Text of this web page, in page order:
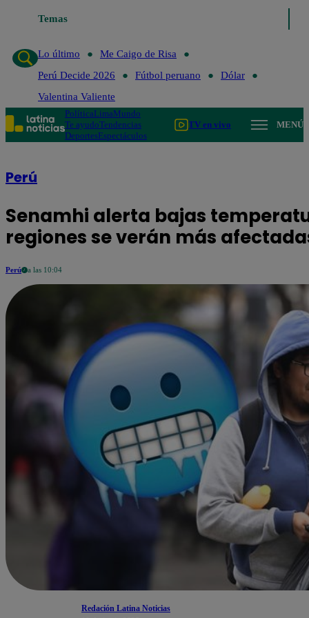
Temas
Lo último
Me Caigo de Risa
Perú Decide 2026
Fútbol peruano
Dólar
Valentina Valiente
PolíticaLimaMundo
Te ayudoTendencias
DeportesEspectáculos
TV en vivo MENÚ
Perú
Senamhi alerta bajas
regiones se verán más
Perú a las 10:04
Redación Latina Noticias